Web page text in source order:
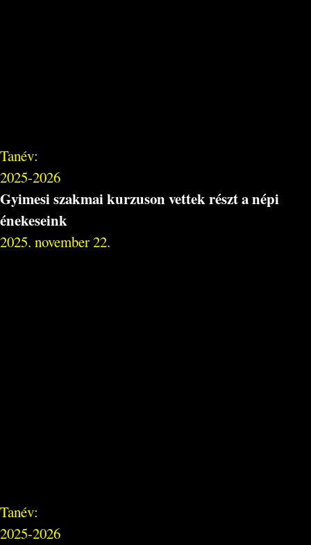
Tanév:
2025-2026
Gyimesi szakmai kurzuson vettek részt a népi
énekeseink
2025. november 22.
Tanév:
2025-2026